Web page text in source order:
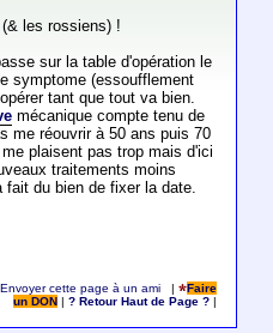
les rossiens) !
sur la table d'opération le
symptome (essoufflement
tant que tout va bien.
mécanique compte tenu de
me réouvrir à 50 ans puis 70
plaisent pas trop mais d'ici
traitements moins
du bien de fixer la date.
Envoyer cette page à un ami |
Faire
un DON
|? Retour Haut de Page ?